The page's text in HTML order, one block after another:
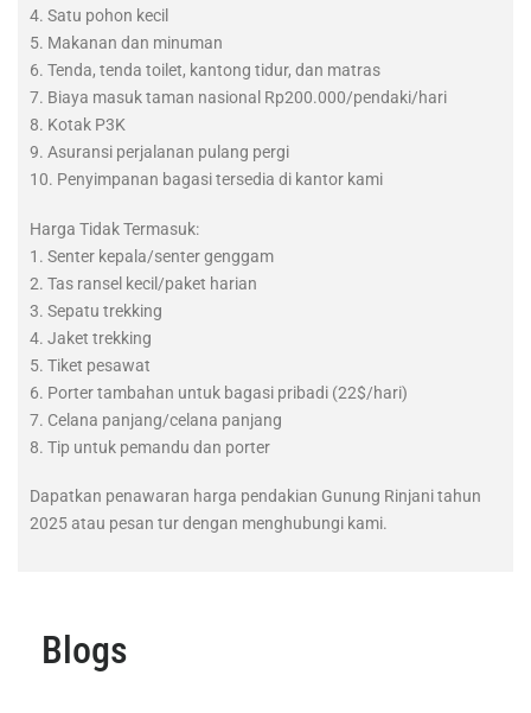
4. Satu pohon kecil
5. Makanan dan minuman
6. Tenda, tenda toilet, kantong tidur, dan matras
7. Biaya masuk taman nasional Rp200.000/pendaki/hari
8. Kotak P3K
9. Asuransi perjalanan pulang pergi
10. Penyimpanan bagasi tersedia di kantor kami
Harga Tidak Termasuk:
1. Senter kepala/senter genggam
2. Tas ransel kecil/paket harian
3. Sepatu trekking
4. Jaket trekking
5. Tiket pesawat
6. Porter tambahan untuk bagasi pribadi (22$/hari)
7. Celana panjang/celana panjang
8. Tip untuk pemandu dan porter
Dapatkan penawaran harga pendakian Gunung Rinjani tahun
2025 atau pesan tur dengan menghubungi kami.
Blogs